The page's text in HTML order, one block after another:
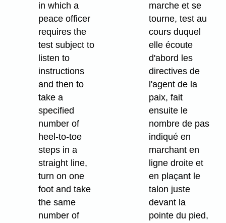
in which a
peace officer
requires the
test subject to
listen to
instructions
and then to
take a
specified
number of
heel-to-toe
steps in a
straight line,
turn on one
foot and take
the same
number of
marche et se
tourne, test au
cours duquel
elle écoute
d'abord les
directives de
l'agent de la
paix, fait
ensuite le
nombre de pas
indiqué en
marchant en
ligne droite et
en plaçant le
talon juste
devant la
pointe du pied,